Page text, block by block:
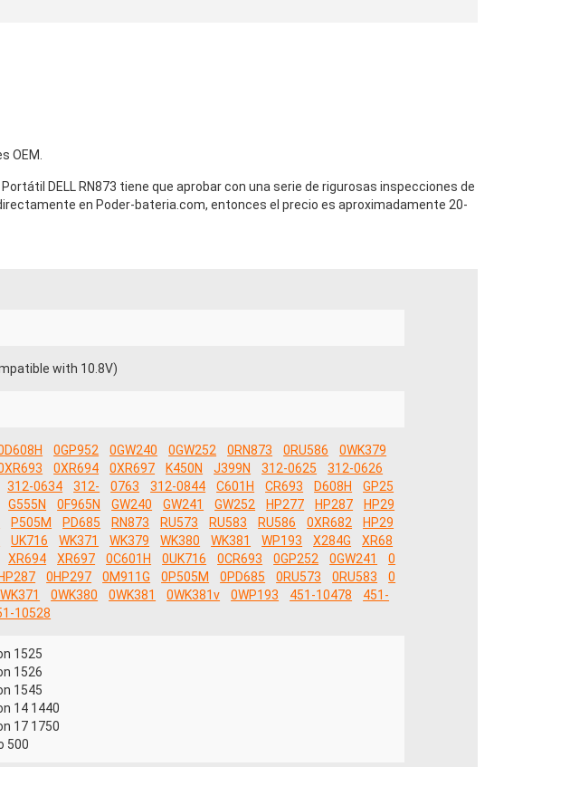
OEM.
DELL RN873 tiene que aprobar con una serie de rigurosas inspecciones de
en Poder-bateria.com, entonces el precio es aproximadamente 20-
with 10.8V)
0GP952 0GW240 0GW252 0RN873 0RU586
0WK379
0XR694 0XR697 K450N J399N 312-0625
312-0626
312-0634 312- 0763 312-0844 C601H CR693 D608H
GP25
G555N 0F965N GW240 GW241 GW252 HP277 HP287
HP29
P505M PD685 RN873 RU573 RU583 RU586 0XR682
HP29
UK716 WK371 WK379 WK380 WK381 WP193 X284G
XR68
XR694 XR697 0C601H 0UK716 0CR693 0GP252 0GW241
0
0HP297 0M911G 0P505M 0PD685 0RU573 0RU583
0
0WK380 0WK381 0WK381v 0WP193 451-10478
451-
10528
1525
1526
1545
14 1440
17 1750
500